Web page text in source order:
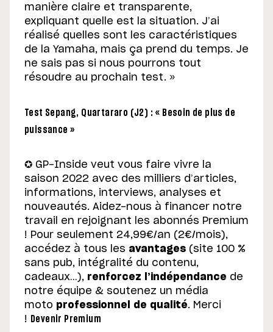
manière claire et transparente,
expliquant quelle est la situation. J’ai
réalisé quelles sont les caractéristiques
de la Yamaha, mais ça prend du temps. Je
ne sais pas si nous pourrons tout
résoudre au prochain test. »
Test Sepang, Quartararo (J2) : « Besoin de plus de
puissance »
✪ GP-Inside veut vous faire vivre la
saison 2022 avec des milliers d’articles,
informations, interviews, analyses et
nouveautés. Aidez-nous à financer notre
travail en rejoignant les abonnés Premium
! Pour seulement 24,99€/an (2€/mois),
accédez à tous les avantages (site 100 %
sans pub, intégralité du contenu,
cadeaux…), renforcez l’indépendance de
notre équipe & soutenez un média
moto professionnel de qualité. Merci
!
Devenir Premium